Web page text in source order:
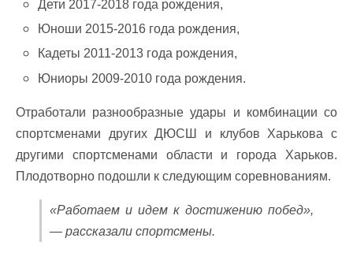
Дети 2017-2018 года рождения,
Юноши 2015-2016 года рождения,
Кадеты 2011-2013 года рождения,
Юниоры 2009-2010 года рождения.
Отработали разнообразные удары и комбинации со
спортсменами других ДЮСШ и клубов Харькова с
другими спортсменами области и города Харьков.
Плодотворно подошли к следующим соревнованиям.
«Работаем и идем к достижению побед»,
— рассказали спортсмены.